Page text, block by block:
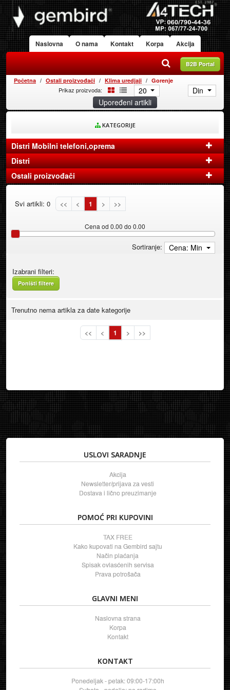
Naslovna O nama Kontakt Korpa Akcija
B2B Portal
Početna Ostali proizvođači Klima uredjaji Gorenje
Prikaz proizvoda:
20
Upoređeni artikli
Din
KATEGORIJE
Distri Mobilni telefoni,oprema
Distri
Ostali proizvođači
Svi artikli: 0 << < 1 > >>
Cena od 0.00 do 0.00
Sortiranje: Cena: Min
Izabrani filteri:
Poništi filtere
Trenutno nema artikla za date kategorije
<< < 1 > >>
USLOVI SARADNJE
Akcija
Newsletter/prijava za vesti
Dostava i lično preuzimanje
POMOĆ PRI KUPOVINI
TAX FREE
Kako kupovati na Gembird sajtu
Način plaćanja
Spisak ovlasćenih servisa
Prava potrošača
GLAVNI MENI
Naslovna strana
Korpa
Kontakt
KONTAKT
Ponedeljak - petak: 09:00-17:00h